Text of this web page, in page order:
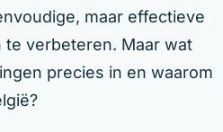
maar effectieve
te verbeteren. Maar wat
precies in en waarom